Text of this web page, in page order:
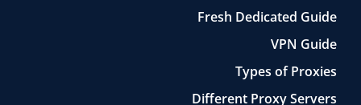
Fresh Dedicated Guide
VPN Guide
Types of Proxies
Different Proxy Servers